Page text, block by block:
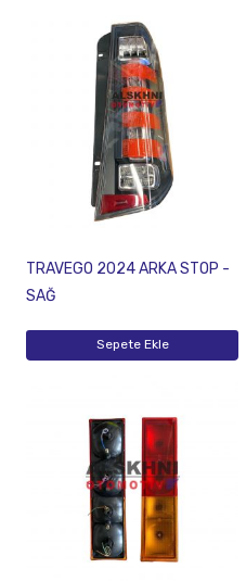
TRAVEGO 2024 ARKA STOP -
SAĞ
Sepete Ekle